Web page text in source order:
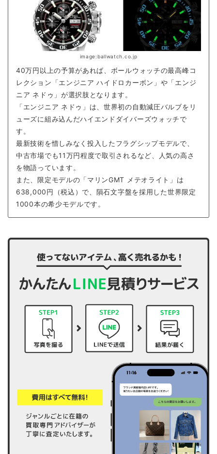
image:ballwatch.co.jp
40万円以上の予算があれば、ボールウォッチの最高峰コ
レクション「エンジニア ハイドロカーボン」や「エンジ
ニア ネドゥ」が選択肢となります。
「エンジニア ネドゥ」は、世界初の自動減圧バルブをリ
ューズに組み込んだハイエンドダイバーズウォッチで
す。
最新技術を惜しみなく投入したフラグシップモデルで、
中古市場でも11万円程度で取引されるなど、人気の高さ
を物語っています。
また、限定モデルの「マリンGMT メテオライト」は
638,000円（税込）で、隕石文字盤を採用した世界限定
1000本の希少モデルです。